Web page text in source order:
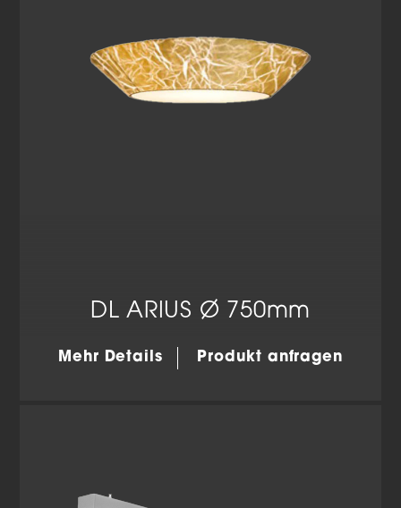
DL ARIUS Ø 750mm
Mehr Details Produkt anfragen